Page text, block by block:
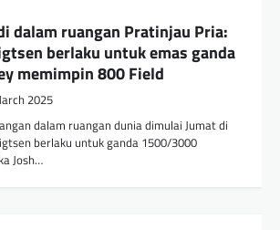
dalam ruangan Pratinjau Pria:
berlaku untuk emas ganda
memimpin 800 Field
2025
dalam ruangan dunia dimulai Jumat di
berlaku untuk ganda 1500/3000
Josh…